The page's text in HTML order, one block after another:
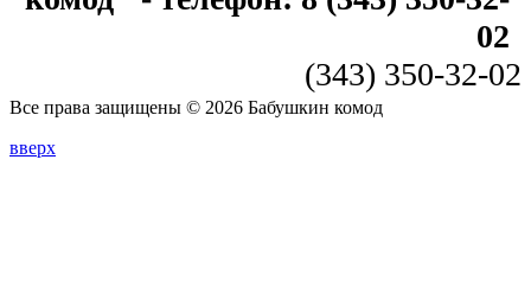
(343) 350-32-02
Все права защищены © 2026 Бабушкин комод
вверх